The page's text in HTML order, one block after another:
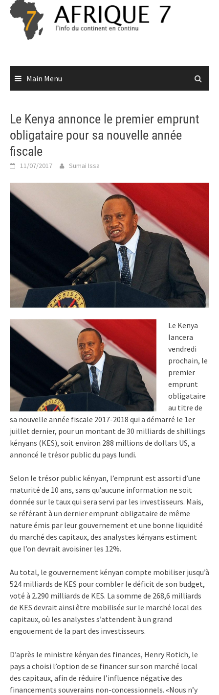
Skip
content
Main Menu
Le Kenya annonce le premier emprunt
obligataire pour sa nouvelle année
fiscale
11/07/2017 Sumai Issa
Le Kenya
lancera
vendredi
prochain, le
premier
emprunt
obligataire
au titre de
sa nouvelle année fiscale 2017-2018 qui a démarré le 1er
juillet dernier, pour un montant de 30 milliards de shillings
kényans (KES), soit environ 288 millions de dollars US, a
annoncé le trésor public du pays lundi.
Selon le trésor public kényan, l’emprunt est assorti d’une
maturité de 10 ans, sans qu’aucune information ne soit
donnée sur le taux qui sera servi par les investisseurs. Mais,
se référant à un dernier emprunt obligataire de même
nature émis par leur gouvernement et une bonne liquidité
du marché des capitaux, des analystes kényans estiment
que l’on devrait avoisiner les 12%.
Au total, le gouvernement kényan compte mobiliser jusqu’à
524 milliards de KES pour combler le déficit de son budget,
voté à 2.290 milliards de KES. La somme de 268,6 milliards
de KES devrait ainsi être mobilisée sur le marché local des
capitaux, où les analystes s’attendent à un grand
engouement de la part des investisseurs.
D’après le ministre kényan des finances, Henry Rotich, le
pays a choisi l’option de se financer sur son marché local
des capitaux, afin de réduire l’influence négative des
financements souverains non-concessionnels. «Nous n’y